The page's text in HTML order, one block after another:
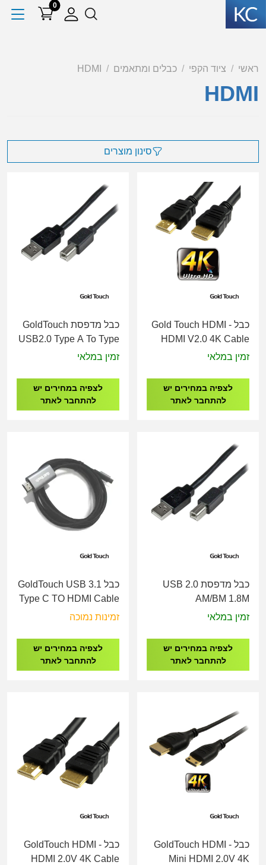
0
ראשי ציוד הקפי כבלים ומתאמים HDMI
HDMI
סינון מוצרים
כבל Gold Touch HDMI -
HDMI V2.0 4K Cable
M/M - 1M
זמין במלאי
לצפיה במחירים יש
להתחבר לאתר
כבל מדפסת GoldTouch
USB2.0 Type A To Type
B M/M Cable – 3m
זמין במלאי
לצפיה במחירים יש
להתחבר לאתר
כבל מדפסת USB 2.0
AM/BM 1.8M
זמין במלאי
לצפיה במחירים יש
להתחבר לאתר
כבל GoldTouch USB 3.1
Type C TO HDMI Cable
4K@30Hz 1.8m
זמינות נמוכה
לצפיה במחירים יש
להתחבר לאתר
כבל GoldTouch HDMI -
Mini HDMI 2.0V 4K
כבל GoldTouch HDMI -
HDMI 2.0V 4K Cable